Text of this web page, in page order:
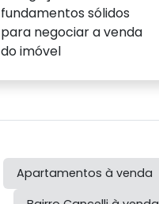
fundamentos sólidos
para negociar a venda
do imóvel
Apartamentos à venda